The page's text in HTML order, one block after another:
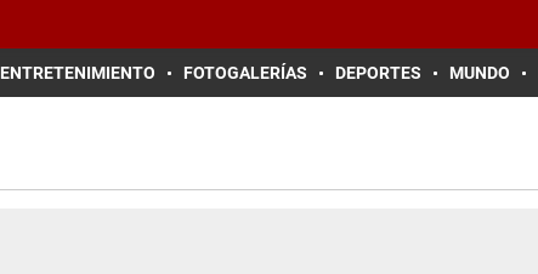
ENTRETENIMIENTO FOTOGALERÍAS DEPORTES MUNDO